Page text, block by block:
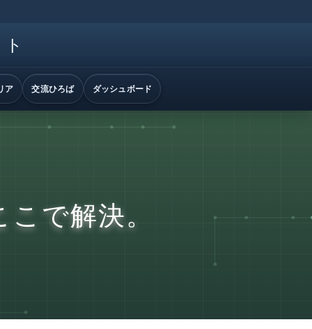
ア 交流ひろば ダッシュボード
で解決。